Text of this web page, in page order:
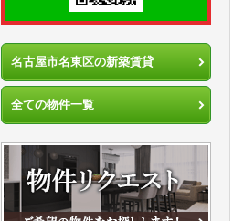
名古屋市名東区の新築賃貸
全ての物件一覧